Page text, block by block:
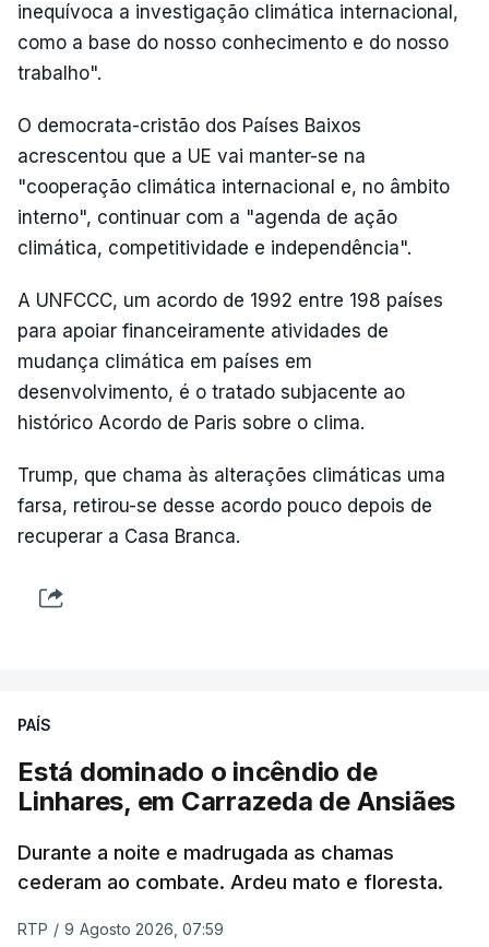
inequívoca a investigação climática internacional,
como a base do nosso conhecimento e do nosso
trabalho".
O democrata-cristão dos Países Baixos
acrescentou que a UE vai manter-se na
"cooperação climática internacional e, no âmbito
interno", continuar com a "agenda de ação
climática, competitividade e independência".
A UNFCCC, um acordo de 1992 entre 198 países
para apoiar financeiramente atividades de
mudança climática em países em
desenvolvimento, é o tratado subjacente ao
histórico Acordo de Paris sobre o clima.
Trump, que chama às alterações climáticas uma
farsa, retirou-se desse acordo pouco depois de
recuperar a Casa Branca.
PAÍS
Está dominado o incêndio de
Linhares, em Carrazeda de Ansiães
Durante a noite e madrugada as chamas
cederam ao combate. Ardeu mato e floresta.
RTP / 9 Agosto 2026, 07:59